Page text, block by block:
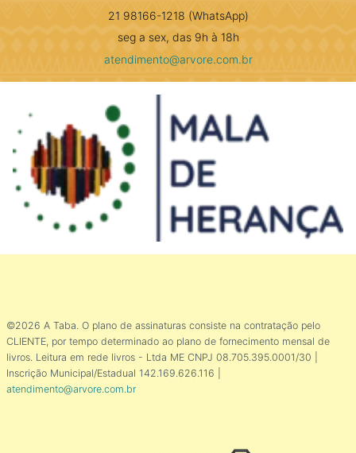
21 98166-1218 (WhatsApp)
seg a sex, das 9h à 18h
atendimento@arvore.com.br
©2026 A Taba. O plano de assinaturas consiste na contratação pelo
CLIENTE, por tempo determinado ao plano de fornecimento mensal de
livros. Leitura em rede livros - Ltda ME CNPJ 08.705.395.0001/30 |
Inscrição Municipal/Estadual 142.169.626.116 |
atendimento@arvore.com.br